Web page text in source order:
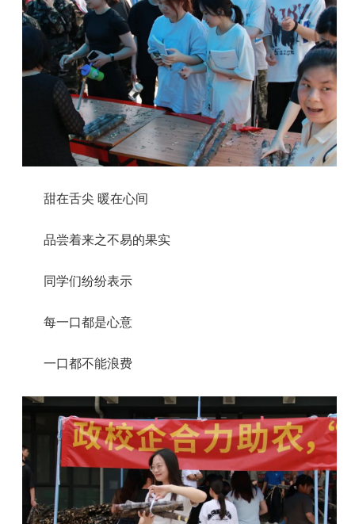
甜在舌尖 暖在心间
品尝着来之不易的果实
同学们纷纷表示
每一口都是心意
一口都不能浪费